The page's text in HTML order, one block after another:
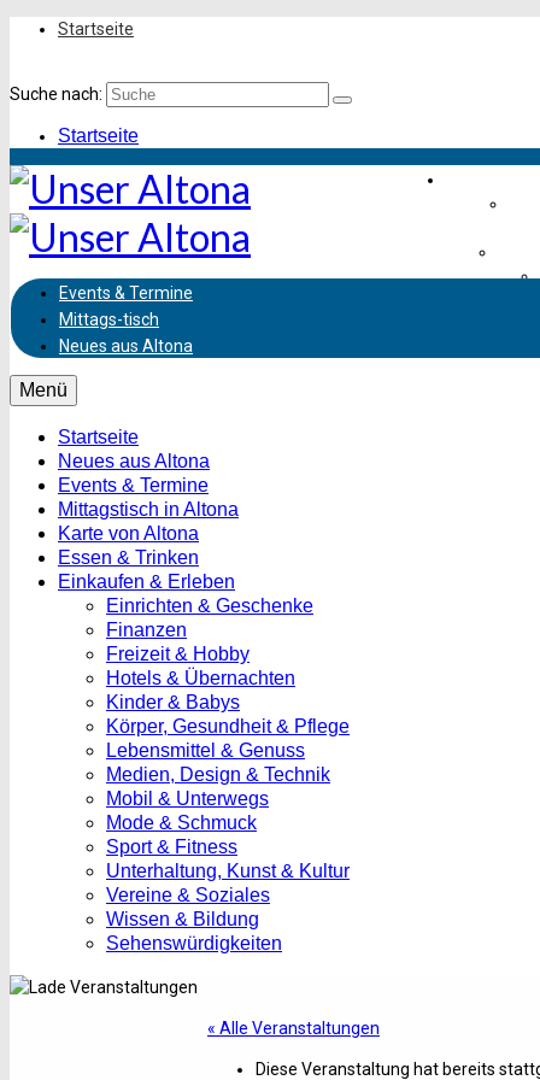
Startseite
Suche nach:
Startseite
Events & Termine
Mittags-tisch
Neues aus Altona
Menü
Startseite
Neues aus Altona
Events & Termine
Mittagstisch in Altona
Karte von Altona
Essen & Trinken
Einkaufen & Erleben
Einrichten & Geschenke
Finanzen
Freizeit & Hobby
Hotels & Übernachten
Kinder & Babys
Körper, Gesundheit & Pflege
Lebensmittel & Genuss
Medien, Design & Technik
Mobil & Unterwegs
Mode & Schmuck
Sport & Fitness
Unterhaltung, Kunst & Kultur
Vereine & Soziales
Wissen & Bildung
Sehenswürdigkeiten
« Alle Veranstaltungen
Diese Veranstaltung hat bereits